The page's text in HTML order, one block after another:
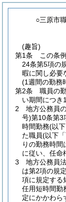
○三原市
(趣旨)
第1条
この条
24条第5項の
暇に関し必要
(1週間の勤務
第2条
職員の
い期間につき
2
地方公務員
号)第10条第3
時間勤務(以
た職員(以下
りの勤務時
に従い、任命
3
地方公務員
は第2項の規
項に規定する
任用短時間勤
定にかかわら